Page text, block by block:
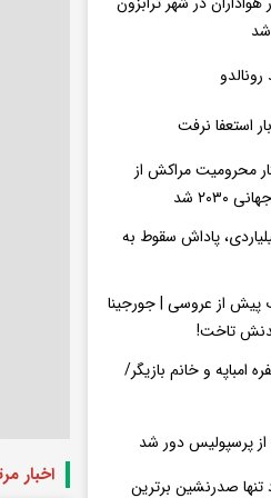
اخبار
شد
بار استعفا نرفت
محرومیت مراکش از
۲۰۳۰ شد
پاداش سقوط به
از عروسی | جورجینا
تاخت!
امباپه و خانم بازیگر/
پرسپولیس دور شد
تنها صدرنشین برترین